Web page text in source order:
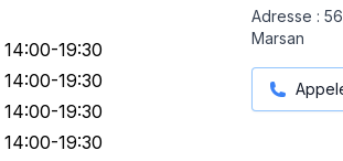
19:30
19:30
19:30
19:30
Adresse :
Marsan